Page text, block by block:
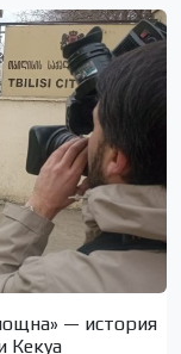
— история
Кекуа